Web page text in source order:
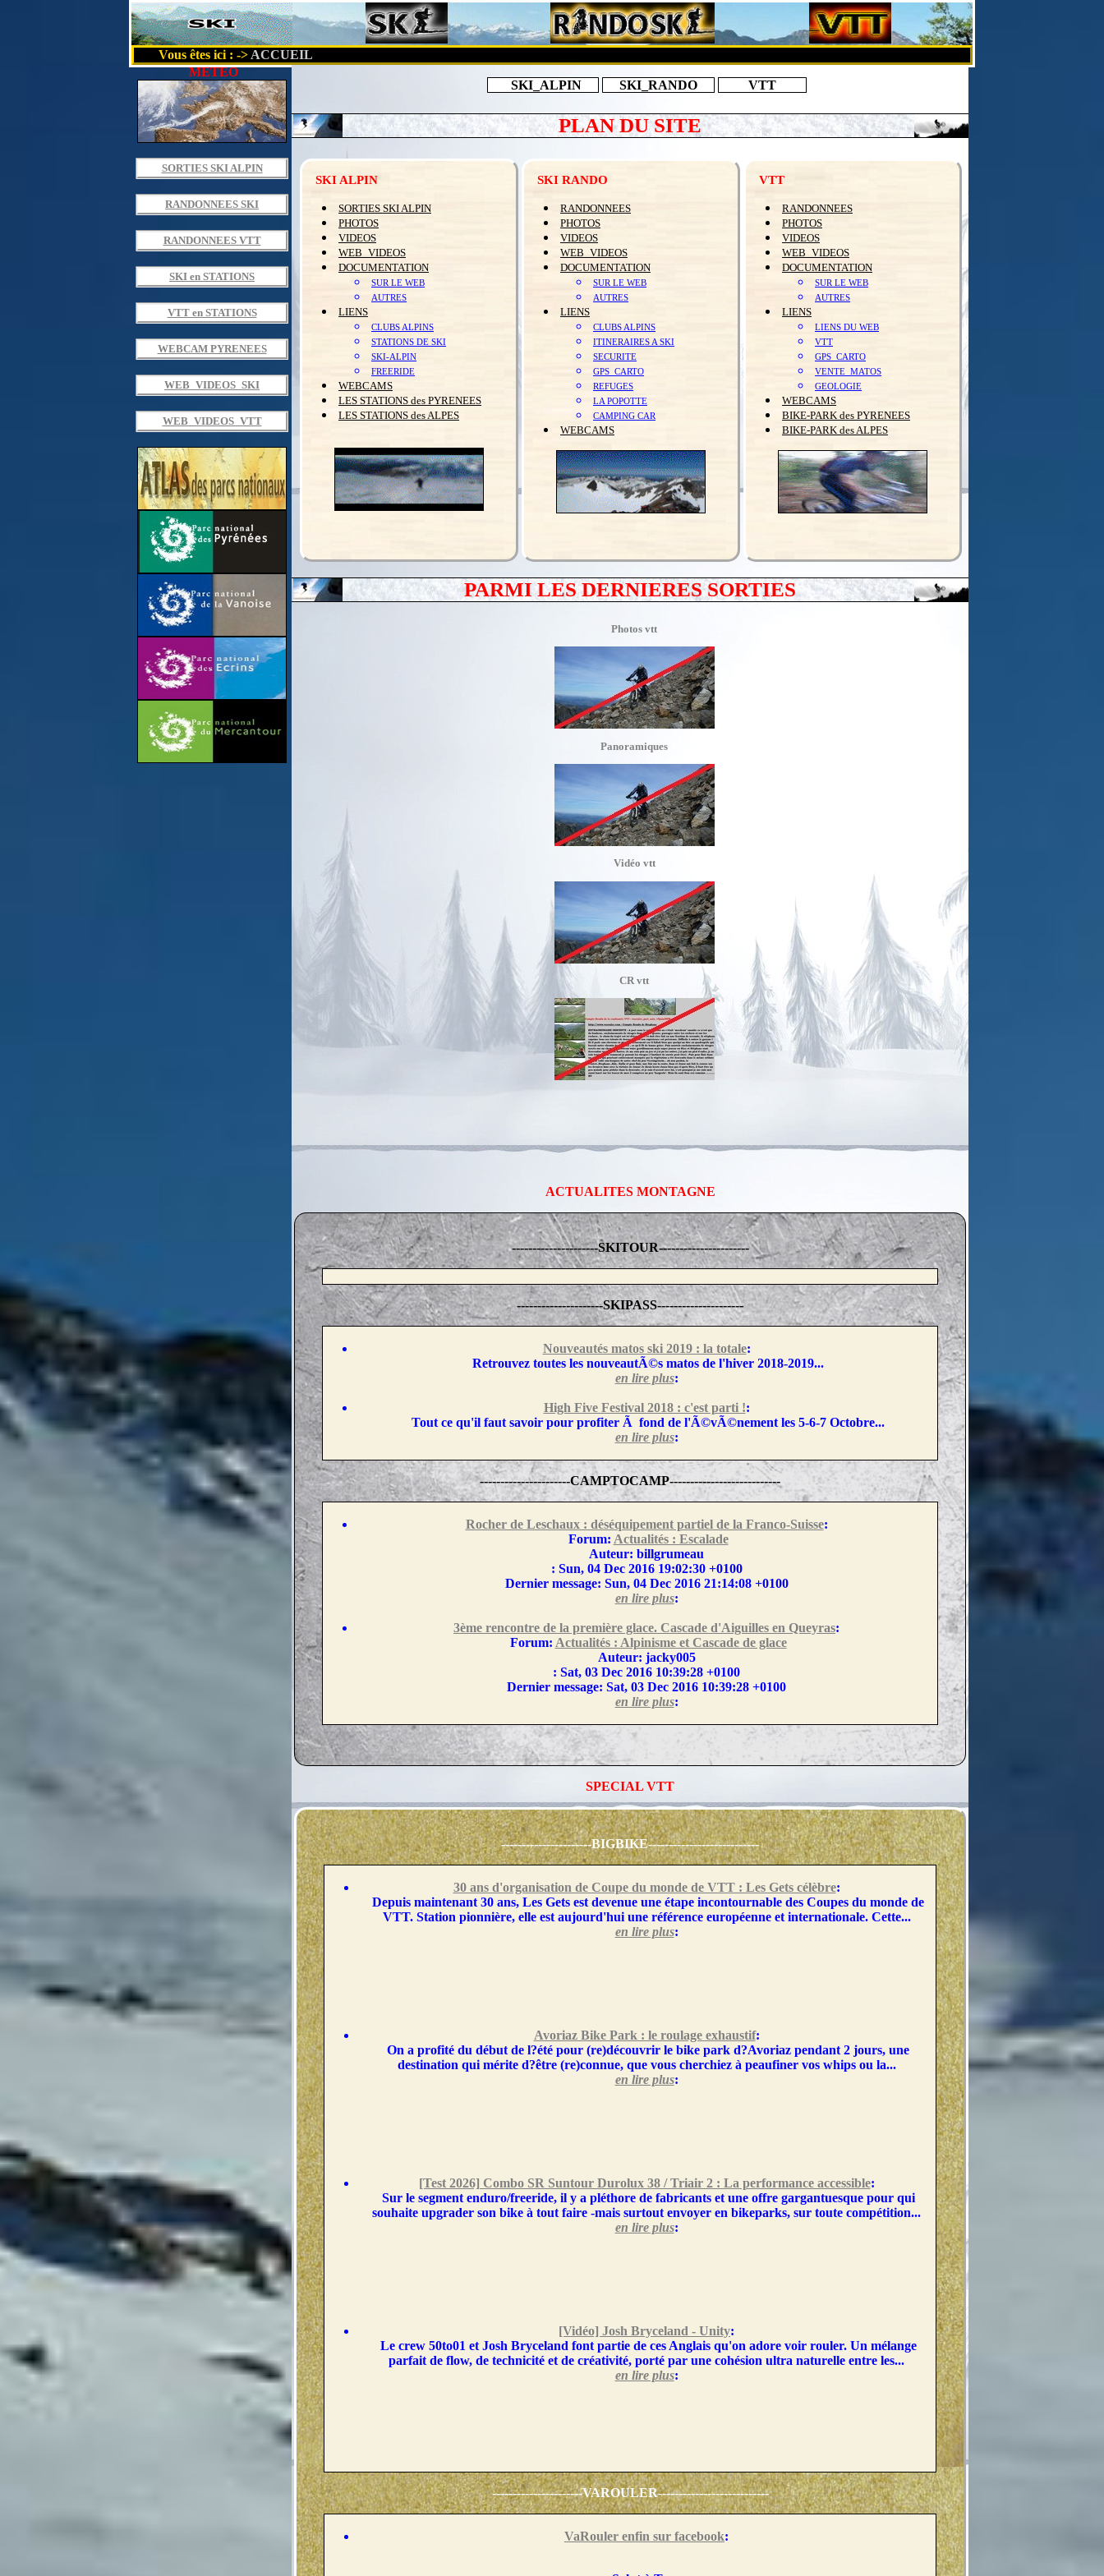
Vous êtes ici : -> ACCUEIL
METEO
SORTIES SKI ALPIN
RANDONNEES SKI
RANDONNEES VTT
SKI en STATIONS
VTT en STATIONS
WEBCAM PYRENEES
WEB_VIDEOS_SKI
WEB_VIDEOS_VTT
SKI_ALPIN SKI_RANDO VTT
PLAN DU SITE
SKI ALPIN
SORTIES SKI ALPIN
PHOTOS
VIDEOS
WEB_VIDEOS
DOCUMENTATION
SUR LE WEB
AUTRES
LIENS
CLUBS ALPINS
STATIONS DE SKI
SKI-ALPIN
FREERIDE
WEBCAMS
LES STATIONS des PYRENEES
LES STATIONS des ALPES
SKI RANDO
RANDONNEES
PHOTOS
VIDEOS
WEB_VIDEOS
DOCUMENTATION
SUR LE WEB
AUTRES
LIENS
CLUBS ALPINS
ITINERAIRES A SKI
SECURITE
GPS_CARTO
REFUGES
LA POPOTTE
CAMPING CAR
WEBCAMS
VTT
RANDONNEES
PHOTOS
VIDEOS
WEB_VIDEOS
DOCUMENTATION
SUR LE WEB
AUTRES
LIENS
LIENS DU WEB
VTT
GPS_CARTO
VENTE_MATOS
GEOLOGIE
WEBCAMS
BIKE-PARK des PYRENEES
BIKE-PARK des ALPES
PARMI LES DERNIERES SORTIES
Photos vtt
Panoramiques
Vidéo vtt
CR vtt
ACTUALITES MONTAGNE
---------------------SKITOUR----------------------
---------------------SKIPASS---------------------
Nouveautés matos ski 2019 : la totale:
Retrouvez toutes les nouveautÃ©s matos de l'hiver 2018-2019...
en lire plus:
High Five Festival 2018 : c'est parti !:
Tout ce qu'il faut savoir pour profiter Ã fond de l'Ã©vÃ©nement les 5-6-7 Octobre...
en lire plus:
----------------------CAMPTOCAMP---------------------------
Rocher de Leschaux : déséquipement partiel de la Franco-Suisse:
Forum: Actualités : Escalade
Auteur: billgrumeau
: Sun, 04 Dec 2016 19:02:30 +0100
Dernier message: Sun, 04 Dec 2016 21:14:08 +0100
en lire plus:
3ème rencontre de la première glace. Cascade d'Aiguilles en Queyras:
Forum: Actualités : Alpinisme et Cascade de glace
Auteur: jacky005
: Sat, 03 Dec 2016 10:39:28 +0100
Dernier message: Sat, 03 Dec 2016 10:39:28 +0100
en lire plus:
SPECIAL VTT
----------------------BIGBIKE---------------------------
30 ans d'organisation de Coupe du monde de VTT : Les Gets célèbre:
Depuis maintenant 30 ans, Les Gets est devenue une étape incontournable des Coupes du monde de
VTT. Station pionnière, elle est aujourd'hui une référence européenne et internationale. Cette...
en lire plus:
Avoriaz Bike Park : le roulage exhaustif:
On a profité du début de l?été pour (re)découvrir le bike park d?Avoriaz pendant 2 jours, une
destination qui mérite d?être (re)connue, que vous cherchiez à peaufiner vos whips ou la...
en lire plus:
[Test 2026] Combo SR Suntour Durolux 38 / Triair 2 : La performance accessible:
Sur le segment enduro/freeride, il y a pléthore de fabricants et une offre gargantuesque pour qui
souhaite upgrader son bike à tout faire -mais surtout envoyer en bikeparks, sur toute compétition...
en lire plus:
[Vidéo] Josh Bryceland - Unity:
Le crew 50to01 et Josh Bryceland font partie de ces Anglais qu'on adore voir rouler. Un mélange
parfait de flow, de technicité et de créativité, porté par une cohésion ultra naturelle entre les...
en lire plus:
----------------------VAROULER---------------------------
VaRouler enfin sur facebook: